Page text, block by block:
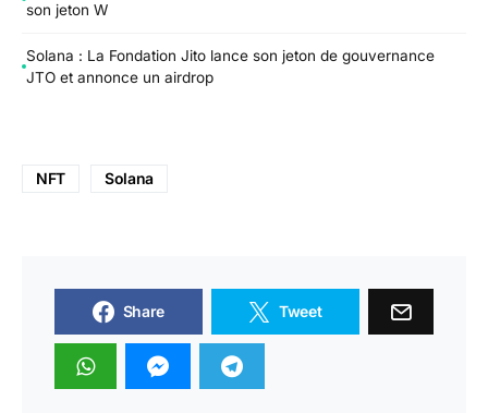
son jeton W
Solana : La Fondation Jito lance son jeton de gouvernance
JTO et annonce un airdrop
NFT Solana
Share Tweet